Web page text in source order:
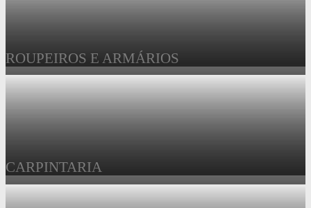
ROUPEIROS E ARMÁRIOS
CARPINTARIA